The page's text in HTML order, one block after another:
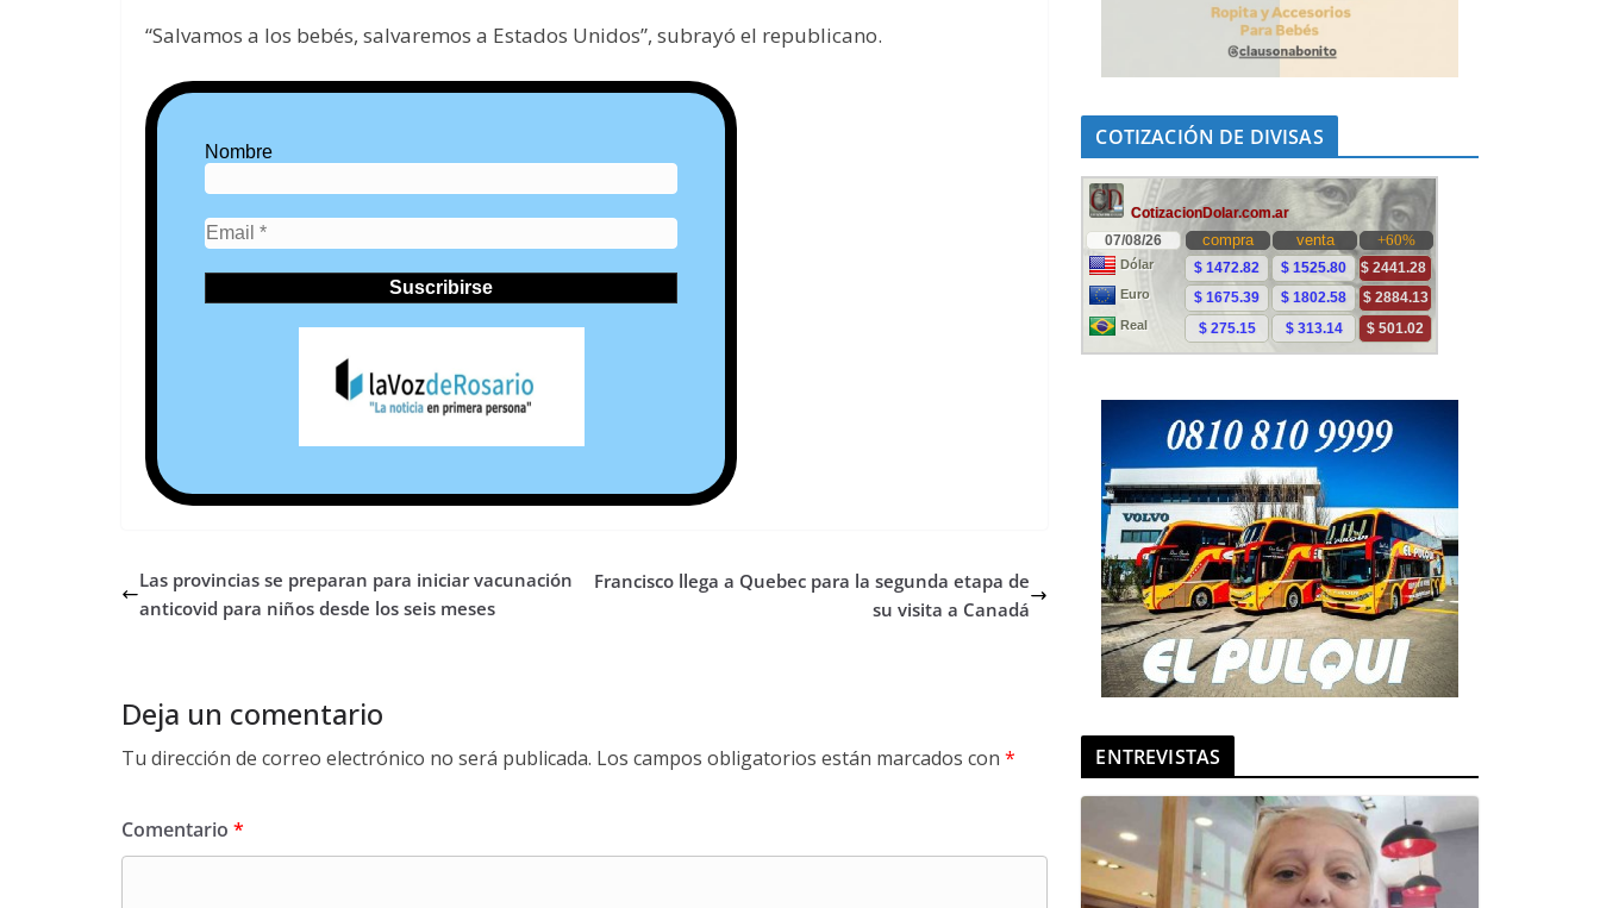
“Salvamos a los bebés, salvaremos a Estados Unidos”, subrayó el republicano.
Nombre
Las provincias se preparan para iniciar vacunación
anticovid para niños desde los seis meses
Francisco llega a Quebec para la segunda etapa de
su visita a Canadá
Deja un comentario
Tu dirección de correo electrónico no será publicada. Los campos obligatorios están marcados con *
Comentario *
COTIZACIÓN DE DIVISAS
ENTREVISTAS